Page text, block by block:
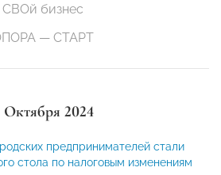
СВОй бизнес
— СТАРТ
Октября 2024
предпринимателей стали
стола по налоговым изменениям